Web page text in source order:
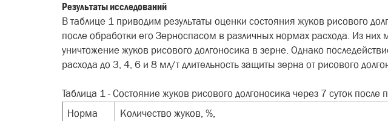
Результаты исследований
В таблице 1 приводим результаты оценки состояния жуков рисового
после обработки его Зерноспасом в различных нормах расхода. Из
уничтожение жуков рисового долгоносика в зерне. Однако
расхода до 3, 4, 6 и 8 мл/т длительность защиты зерна от рисового
Таблица 1 - Состояние жуков рисового долгоносика через 7 суток
Норма
Количество жуков, %,